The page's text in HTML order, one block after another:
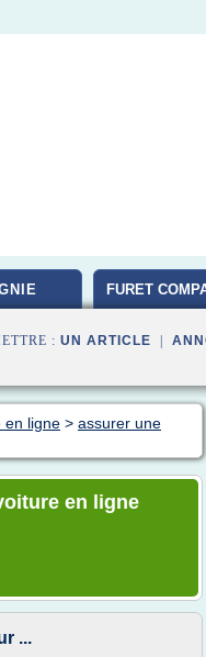
FURET
: UN ARTICLE
en ligne > assurer une
en ligne
...